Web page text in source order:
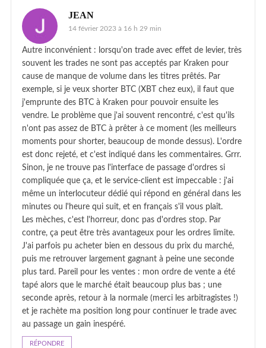
JEAN
14 février 2023 à 16 h 29 min
Autre inconvénient : lorsqu'on trade avec effet de levier, très
souvent les trades ne sont pas acceptés par Kraken pour
cause de manque de volume dans les titres prêtés. Par
exemple, si je veux shorter BTC (XBT chez eux), il faut que
j'emprunte des BTC à Kraken pour pouvoir ensuite les
vendre. Le problème que j'ai souvent rencontré, c'est qu'ils
n'ont pas assez de BTC à prêter à ce moment (les meilleurs
moments pour shorter, beaucoup de monde dessus). L'ordre
est donc rejeté, et c'est indiqué dans les commentaires. Grrr.
Sinon, je ne trouve pas l'interface de passage d'ordres si
compliquée que ça, et le service-client est impeccable : j'ai
même un interlocuteur dédié qui répond en général dans les
minutes ou l'heure qui suit, et en français s'il vous plaît.
Les mèches, c'est l'horreur, donc pas d'ordres stop. Par
contre, ça peut être très avantageux pour les ordres limite.
J'ai parfois pu acheter bien en dessous du prix du marché,
puis me retrouver largement gagnant à peine une seconde
plus tard. Pareil pour les ventes : mon ordre de vente a été
tapé alors que le marché était beaucoup plus bas ; une
seconde après, retour à la normale (merci les arbitragistes !)
et je rachète ma position long pour continuer le trade avec
au passage un gain inespéré.
RÉPONDRE